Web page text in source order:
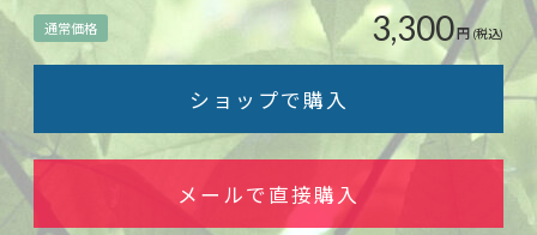
通常価格 3,300円 (税込)
ショップで購入
メールで直接購入